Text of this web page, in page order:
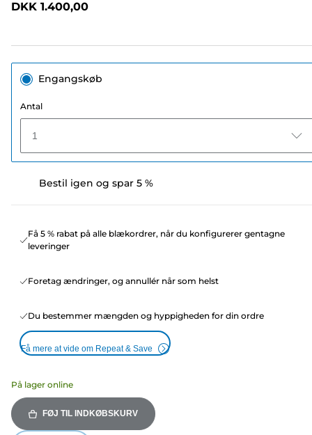
DKK 1.400,00
Engangskøb
Antal
1
Bestil igen og spar 5 %
Få 5 % rabat på alle blækordrer, når du konfigurerer gentagne
leveringer
Foretag ændringer, og annullér når som helst
Du bestemmer mængden og hyppigheden for din ordre
Få mere at vide om Repeat & Save
På lager online
FØJ TIL INDKØBSKURV